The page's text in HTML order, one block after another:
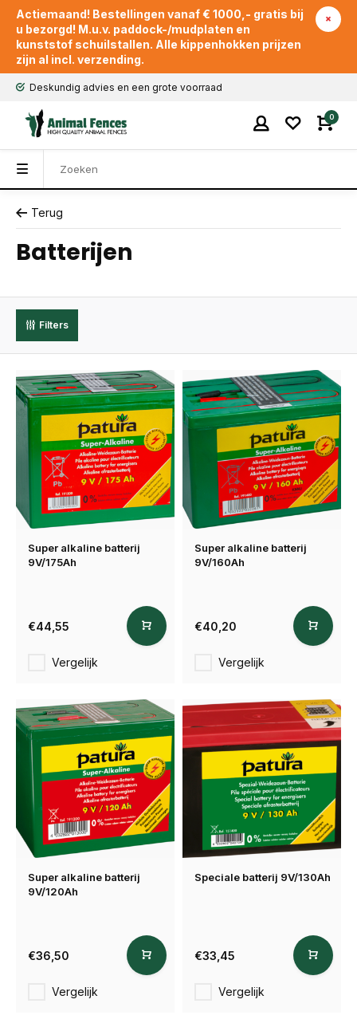
Actiemaand! Bestellingen vanaf € 1000,- gratis bij
u bezorgd! M.u.v. paddock-/mudplaten en
kunststof schuilstallen. Alle kippenhokken prijzen
zijn al incl. verzending.
Deskundig advies en een grote voorraad
0
Terug
Batterijen
Filters
Super alkaline batterij
9V/175Ah
€44,55
Vergelijk
Super alkaline batterij
9V/160Ah
€40,20
Vergelijk
Super alkaline batterij
9V/120Ah
€36,50
Vergelijk
Speciale batterij 9V/130Ah
€33,45
Vergelijk